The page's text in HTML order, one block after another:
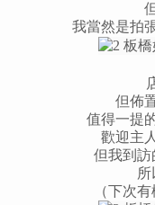
我當然是拍
但佈
值得一提
歡迎主
但我到訪
所
（下次